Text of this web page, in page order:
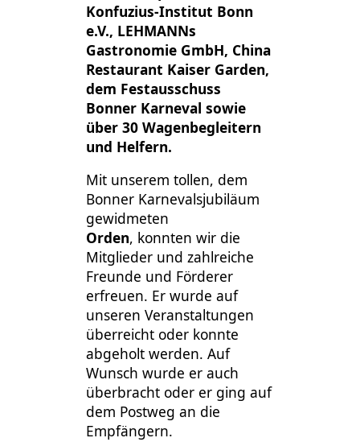
Konfuzius-Institut Bonn
e.V., LEHMANNs
Gastronomie GmbH, China
Restaurant Kaiser Garden,
dem Festausschuss
Bonner Karneval sowie
über 30 Wagenbegleitern
und Helfern.
Mit unserem tollen, dem
Bonner Karnevalsjubiläum
gewidmeten
Orden, konnten wir die
Mitglieder und zahlreiche
Freunde und Förderer
erfreuen. Er wurde auf
unseren Veranstaltungen
überreicht oder konnte
abgeholt werden. Auf
Wunsch wurde er auch
überbracht oder er ging auf
dem Postweg an die
Empfängern.